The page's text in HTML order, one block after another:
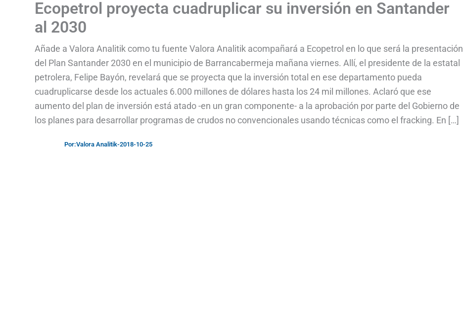
Ecopetrol proyecta cuadruplicar su inversión en Santander
al 2030
Añade a Valora Analitik como tu fuente Valora Analitik acompañará a Ecopetrol en lo que será la presentación
del Plan Santander 2030 en el municipio de Barrancabermeja mañana viernes. Allí, el presidente de la estatal
petrolera, Felipe Bayón, revelará que se proyecta que la inversión total en ese departamento pueda
cuadruplicarse desde los actuales 6.000 millones de dólares hasta los 24 mil millones. Aclaró que ese
aumento del plan de inversión está atado -en un gran componente- a la aprobación por parte del Gobierno de
los planes para desarrollar programas de crudos no convencionales usando técnicas como el fracking. En […]
Por:Valora Analitik-2018-10-25